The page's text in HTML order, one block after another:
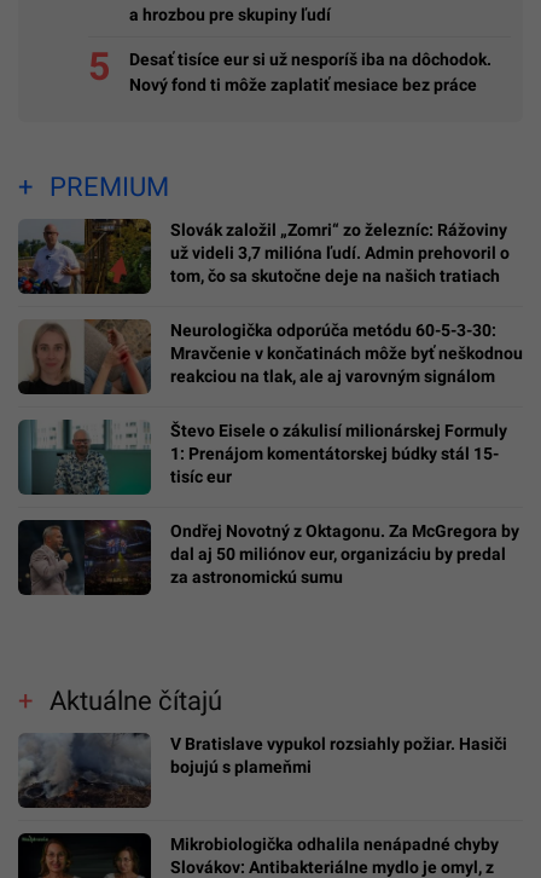
a hrozbou pre skupiny ľudí
Desať tisíce eur si už nesporíš iba na dôchodok.
Nový fond ti môže zaplatiť mesiace bez práce
PREMIUM
Slovák založil „Zomri“ zo železníc: Rážoviny
už videli 3,7 milióna ľudí. Admin prehovoril o
tom, čo sa skutočne deje na našich tratiach
Neurologička odporúča metódu 60-5-3-30:
Mravčenie v končatinách môže byť neškodnou
reakciou na tlak, ale aj varovným signálom
Števo Eisele o zákulisí milionárskej Formuly
1: Prenájom komentátorskej búdky stál 15-
tisíc eur
Ondřej Novotný z Oktagonu. Za McGregora by
dal aj 50 miliónov eur, organizáciu by predal
za astronomickú sumu
Aktuálne čítajú
V Bratislave vypukol rozsiahly požiar. Hasiči
bojujú s plameňmi
Mikrobiologička odhalila nenápadné chyby
Slovákov: Antibakteriálne mydlo je omyl, z